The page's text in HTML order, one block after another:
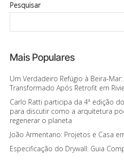
Pesquisar
Mais Populares
Um Verdadeiro Refúgio à Beira-
Transformado Após Retrofit em
Carlo Ratti participa da 4ª edição
para discutir como a arquitetura
regenerar o planeta
João Armentano: Projetos e Casa
Especificação do Drywall: Guia